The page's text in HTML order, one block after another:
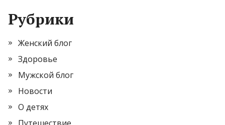
Рубрики
Женский блог
Здоровье
Мужской блог
Новости
О детях
Путешествие